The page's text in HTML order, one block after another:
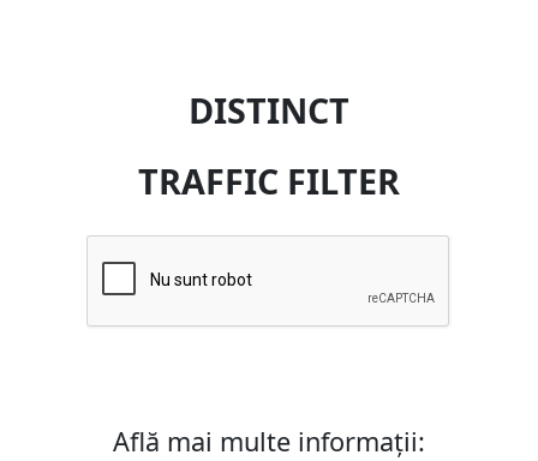
DISTINCT
TRAFFIC FILTER
Află mai multe informații: